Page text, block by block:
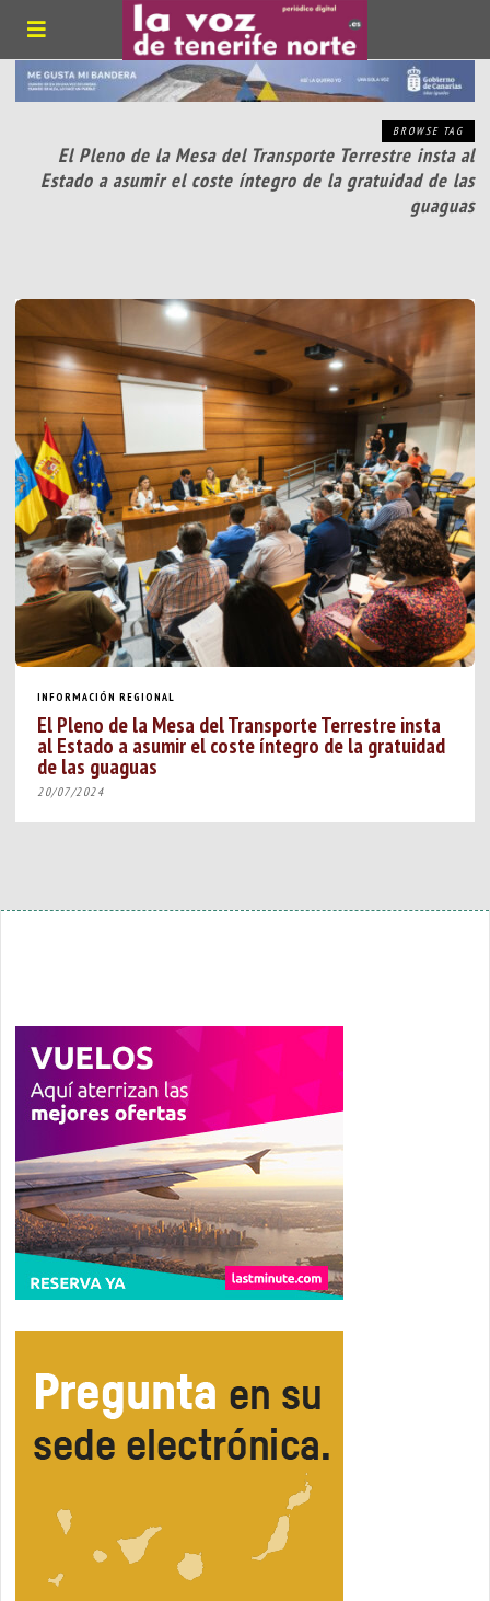
BROWSE TAG
El Pleno de la Mesa del Transporte Terrestre insta al
Estado a asumir el coste íntegro de la gratuidad de las
guaguas
INFORMACIÓN REGIONAL
El Pleno de la Mesa del Transporte Terrestre insta
al Estado a asumir el coste íntegro de la gratuidad
de las guaguas
20/07/2024